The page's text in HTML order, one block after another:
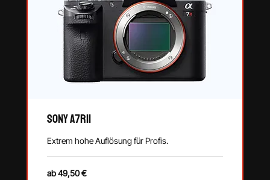
SONY a7RII
Extrem hohe Auflösung für Profis.
ab
49,50
ab 49,50 €